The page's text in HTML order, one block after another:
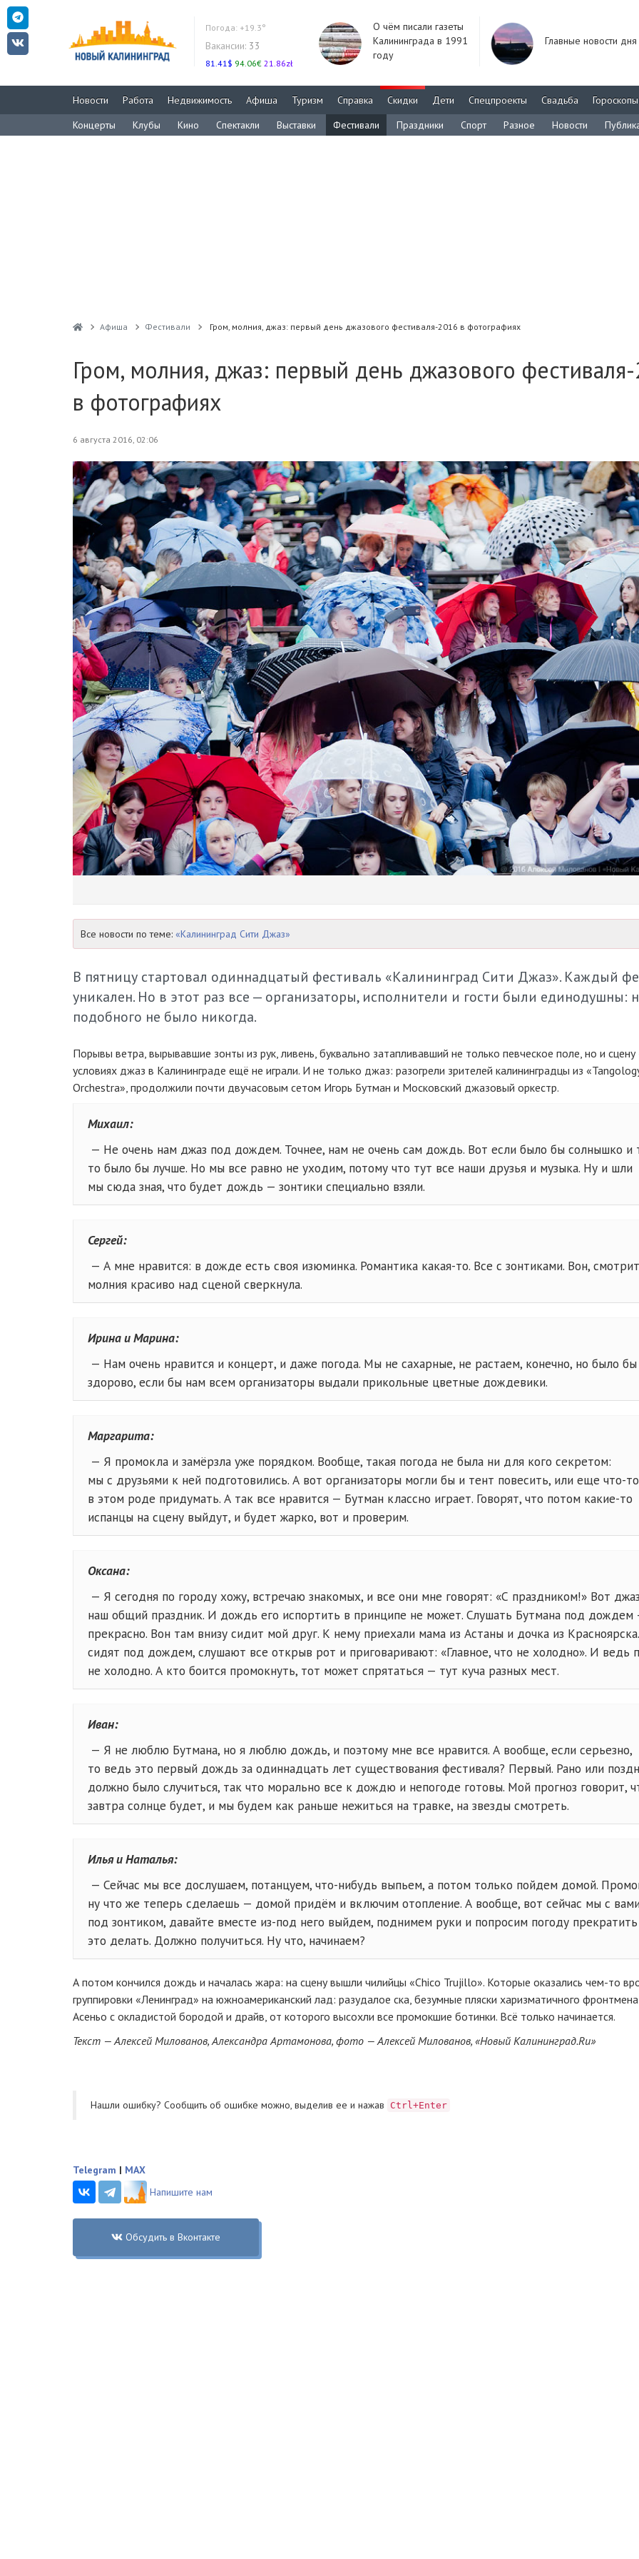
Погода: +19.3°
Вакансии: 33
81.41$ 94.06€ 21.86zł
О чём писали газеты
Калининграда в 1991
году
Главные новости дня
Новости Работа Недвижимость Афиша Туризм Справка Скидки Дети Спецпроекты Свадьба
Гороскопы
Концерты
Клубы Кино Спектакли Выставки Фестивали Праздники Спорт Разное Новости
Афиша Фестивали Гром, молния, джаз: первый день джазового фестиваля-2016 в фотографиях
Гром, молния, джаз: первый день джазового
в фотографиях
6 августа 2016, 02:06
Все новости по теме: «Калининград Сити Джаз»
В пятницу стартовал одиннадцатый фестиваль «Калининград Сити Джаз». Каждый
уникален. Но в этот раз все — организаторы, исполнители и гости были единодушны:
подобного не было никогда.
Порывы ветра, вырывавшие зонты из рук, ливень, буквально затапливавший не только певческое поле, но и
условиях джаз в Калининграде ещё не играли. И не только джаз: разогрели зрителей калининградцы из
Orchestra», продолжили почти двучасовым сетом Игорь Бутман и Московский джазовый оркестр.
Михаил:
— Не очень нам джаз под дождем. Точнее, нам не очень сам дождь. Вот если было бы солнышко и
то было бы лучше. Но мы все равно не уходим, потому что тут все наши друзья и музыка. Ну и шли
мы сюда зная, что будет дождь — зонтики специально взяли.
Сергей:
— А мне нравится: в дожде есть своя изюминка. Романтика какая-то. Все с зонтиками. Вон,
молния красиво над сценой сверкнула.
Ирина и Марина:
— Нам очень нравится и концерт, и даже погода. Мы не сахарные, не растаем, конечно, но было бы
здорово, если бы нам всем организаторы выдали прикольные цветные дождевики.
Маргарита:
— Я промокла и замёрзла уже порядком. Вообще, такая погода не была ни для кого секретом:
мы с друзьями к ней подготовились. А вот организаторы могли бы и тент повесить, или еще что-то
в этом роде придумать. А так все нравится — Бутман классно играет. Говорят, что потом какие-то
испанцы на сцену выйдут, и будет жарко, вот и проверим.
Оксана:
— Я сегодня по городу хожу, встречаю знакомых, и все они мне говорят: «С праздником!» Вот
наш общий праздник. И дождь его испортить в принципе не может. Слушать Бутмана под дождем
прекрасно. Вон там внизу сидит мой друг. К нему приехали мама из Астаны и дочка из
сидят под дождем, слушают все открыв рот и приговаривают: «Главное, что не холодно». И ведь
не холодно. А кто боится промокнуть, тот может спрятаться — тут куча разных мест.
Иван:
— Я не люблю Бутмана, но я люблю дождь, и поэтому мне все нравится. А вообще, если серьезно,
то ведь это первый дождь за одиннадцать лет существования фестиваля? Первый. Рано или
должно было случиться, так что морально все к дождю и непогоде готовы. Мой прогноз говорит,
завтра солнце будет, и мы будем как раньше нежиться на травке, на звезды смотреть.
Илья и Наталья:
— Сейчас мы все дослушаем, потанцуем, что-нибудь выпьем, а потом только пойдем домой.
ну что же теперь сделаешь — домой придём и включим отопление. А вообще, вот сейчас мы с
под зонтиком, давайте вместе из-под него выйдем, поднимем руки и попросим погоду
это делать. Должно получиться. Ну что, начинаем?
А потом кончился дождь и началась жара: на сцену вышли чилийцы «Chico Trujillo». Которые оказались чем-то
группировки «Ленинград» на южноамериканский лад: разудалое ска, безумные пляски харизматичного
Асеньо с окладистой бородой и драйв, от которого высохли все промокшие ботинки. Всё только начинается.
Текст — Алексей Милованов, Александра Артамонова, фото — Алексей Милованов, «Новый Калининград.Ru»
Нашли ошибку? Cообщить об ошибке можно, выделив ее и нажав Ctrl+Enter
Telegram | MAX
Напишите нам
Обсудить в Вконтакте